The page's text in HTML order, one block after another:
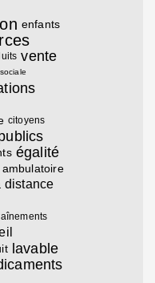
enfants
vente
citoyens
égalité
distance
lavable